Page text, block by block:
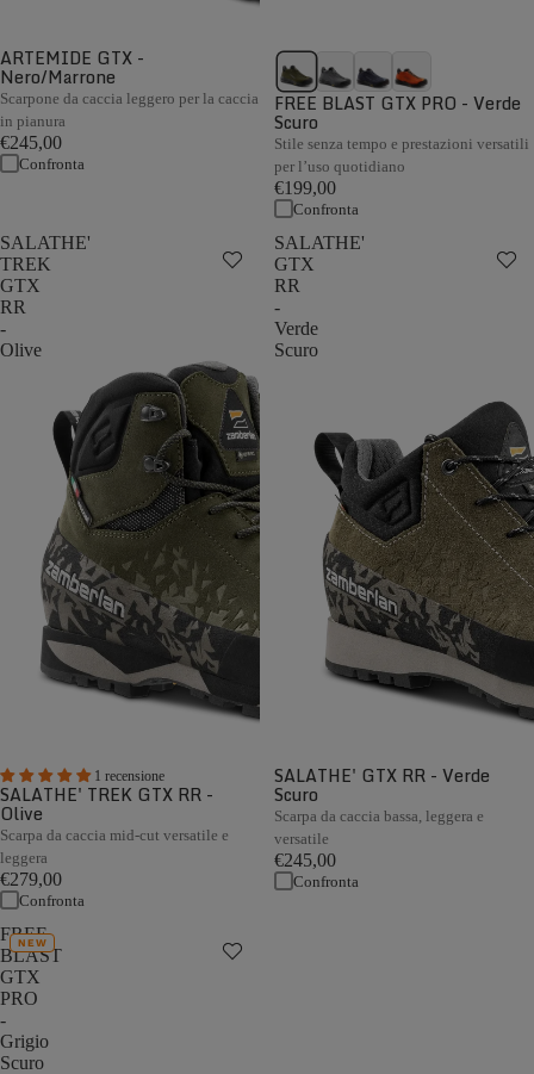
ARTEMIDE GTX -
Nero/Marrone
Scarpone da caccia leggero per la caccia
in pianura
€245,00
Confronta
FREE BLAST GTX PRO - Verde
Scuro
Stile senza tempo e prestazioni versatili
per l’uso quotidiano
€199,00
Confronta
SALATHE'
TREK
GTX
RR
-
Olive
1 recensione
SALATHE' TREK GTX RR -
Olive
Scarpa da caccia mid-cut versatile e
leggera
€279,00
Confronta
SALATHE'
GTX
RR
-
Verde
Scuro
SALATHE' GTX RR - Verde
Scuro
Scarpa da caccia bassa, leggera e
versatile
€245,00
Confronta
FREE
BLAST
GTX
PRO
-
Grigio
Scuro
NEW